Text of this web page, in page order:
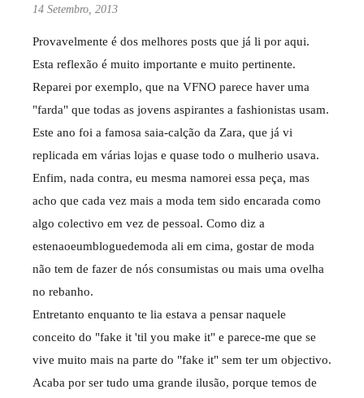
14 Setembro, 2013
Provavelmente é dos melhores posts que já li por aqui.
Esta reflexão é muito importante e muito pertinente.
Reparei por exemplo, que na VFNO parece haver uma
"farda" que todas as jovens aspirantes a fashionistas usam.
Este ano foi a famosa saia-calção da Zara, que já vi
replicada em várias lojas e quase todo o mulherio usava.
Enfim, nada contra, eu mesma namorei essa peça, mas
acho que cada vez mais a moda tem sido encarada como
algo colectivo em vez de pessoal. Como diz a
estenaoeumbloguedemoda ali em cima, gostar de moda
não tem de fazer de nós consumistas ou mais uma ovelha
no rebanho.
Entretanto enquanto te lia estava a pensar naquele
conceito do "fake it 'til you make it" e parece-me que se
vive muito mais na parte do "fake it" sem ter um objectivo.
Acaba por ser tudo uma grande ilusão, porque temos de